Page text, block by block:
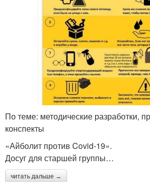
По теме: методические разработки,
конспекты
«Айболит против Covid-19».
Досуг для старшей группы…
читать дальше →